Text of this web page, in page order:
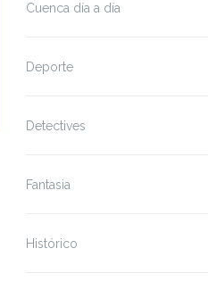
Cuenca día a día
Deporte
Detectives
Fantasia
Histórico